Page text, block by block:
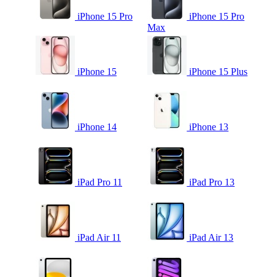
iPhone 15 Pro
iPhone 15 Pro
Max
iPhone 15 iPhone 15 Plus
iPhone 14 iPhone 13
iPad Pro 11 iPad Pro 13
iPad Air 11 iPad Air 13